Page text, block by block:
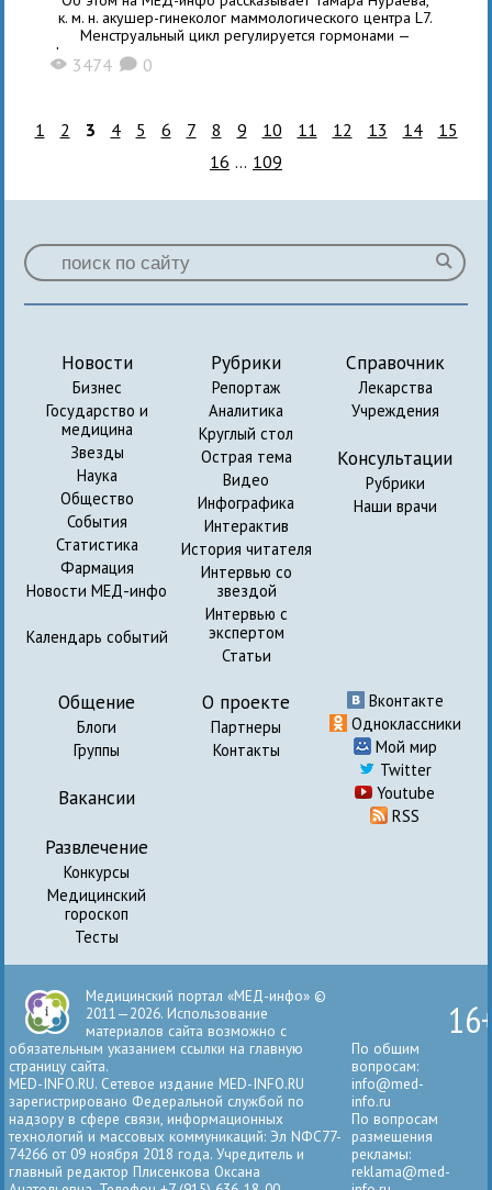
к. м. н. акушер-гинеколог маммологического центра L7.
Менструальный цикл регулируется гормонами —
фолликулостимулирующим гормоном, лютеинизирующим
гормоном, эстрогеном и прогестероном. У каждой
За этот период происходит подготовка организма
к беременности: наблюдается рост яйцеклетки,
X 3474 K 0
1 2 3 4 5 6 7 8 9 10 11 12 13 14
15
16 ... 109
Новости
Бизнес
Государство и
медицина
Звезды
Наука
Общество
События
Статистика
Фармация
Новости МЕД-инфо
Календарь событий
Рубрики
Репортаж
Аналитика
Круглый стол
Острая тема
Видео
Инфографика
Интерактив
История читателя
Интервью со
звездой
Интервью с
экспертом
Статьи
Справочник
Лекарства
Учреждения
Консультации
Рубрики
Наши врачи
Общение
Блоги
Группы
Вакансии
Развлечение
Конкурсы
Медицинский
гороскоп
Тесты
О проекте
Партнеры
Контакты
Вконтакте
Одноклассники
Мой мир
Twitter
Youtube
RSS
Медицинский портал «МЕД-инфо» ©
2011—2026. Использование
материалов сайта возможно с
обязательным указанием ссылки на главную
страницу сайта.
MED-INFO.RU. Сетевое издание MED-INFO.RU
зарегистрировано Федеральной службой по
надзору в сфере связи, информационных
технологий и массовых коммуникаций: Эл NФС77-
74266 от 09 ноября 2018 года. Учредитель и
главный редактор Плисенкова Оксана
По общим
вопросам:
info@med-
info.ru
По вопросам
размещения
рекламы:
reklama@med-